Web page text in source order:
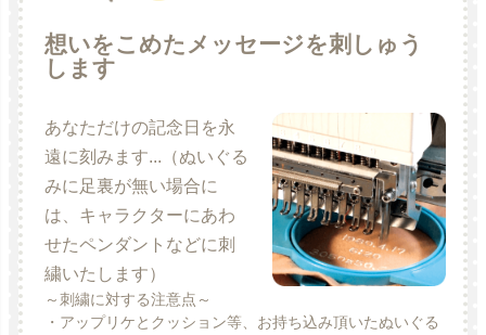
想いをこめたメッセージを刺しゅう
します
あなただけの記念日を永
遠に刻みます...（ぬいぐる
みに足裏が無い場合に
は、キャラクターにあわ
せたペンダントなどに刺
繍いたします）
～刺繍に対する注意点～
・アップリケとクッション等、お持ち込み頂いたぬいぐる